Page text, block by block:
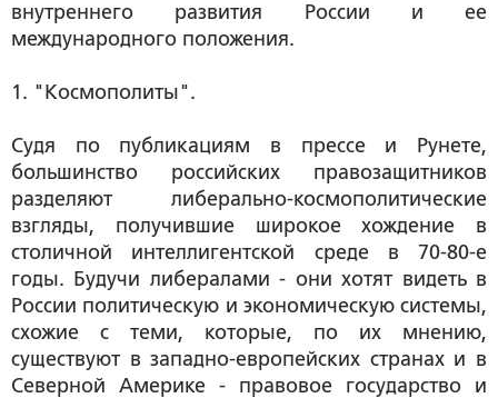
внутреннего развития России и ее
международного положения.
1. "Космополиты".
Судя по публикациям в прессе и Рунете,
большинство российских правозащитников
разделяют либерально-космополитические
взгляды, получившие широкое хождение в
столичной интеллигентской среде в 70-80-е
годы. Будучи либералами - они хотят видеть в
России политическую и экономическую системы,
схожие с теми, которые, по их мнению,
существуют в западно-европейских странах и в
Северной Америке - правовое государство и